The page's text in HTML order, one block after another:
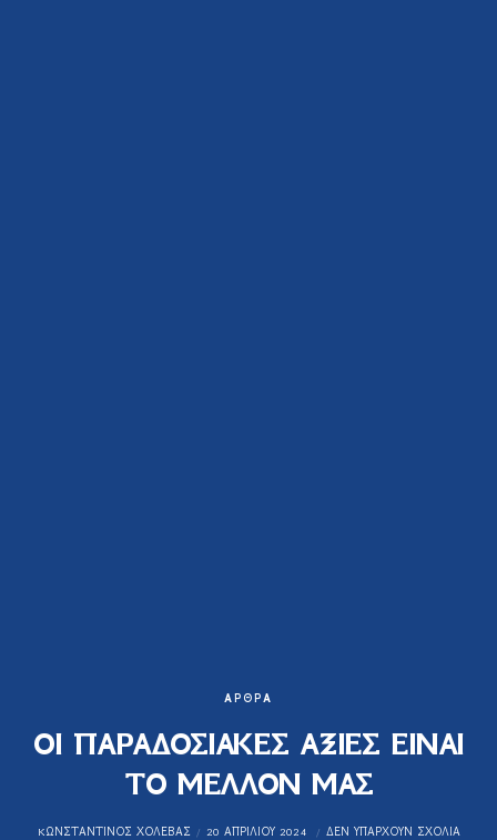
ΆΡΘΡΑ
ΟΙ ΠΑΡΑΔΟΣΙΑΚΕΣ ΑΞΙΕΣ ΕΙΝΑΙ
ΤΟ ΜΕΛΛΟΝ ΜΑΣ
KΩΝΣΤΑΝΤΊΝΟΣ ΧΟΛΈΒΑΣ 20 ΑΠΡΙΛΊΟΥ 2024 ΔΕΝ ΥΠΆΡΧΟΥΝ ΣΧΌΛΙΑ